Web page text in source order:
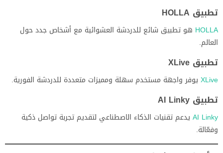
تطبيق HOLLA
HOLLA هو تطبيق شائع للدردشة العشوائية مع أشخاص جدد حول
العالم.
تطبيق XLive
XLive يوفر واجهة مستخدم سهلة ومميزات متعددة للدردشة الفورية.
تطبيق AI Linky
AI Linky يدعم تقنيات الذكاء الاصطناعي لتقديم تجربة تواصل ذكية
وفعّالة.